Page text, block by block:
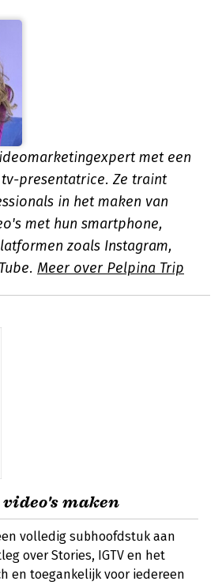
met een
presentatrice. Ze traint
in het maken van
met hun smartphone,
zoals Instagram,
Meer over Pelpina Trip
maken
volledig subhoofdstuk aan
over Stories, IGTV en het
en toegankelijk voor iedereen